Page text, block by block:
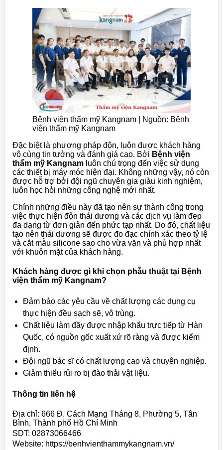
Bệnh viện thẩm mỹ Kangnam | Nguồn: Bệnh
viện thẩm mỹ Kangnam
Đặc biệt là phương pháp độn, luôn được khách hàng
vô cùng tin tưởng và đánh giá cao. Bởi Bệnh viện
thẩm mỹ Kangnam luôn chú trọng đến việc sử dụng
các thiết bị máy móc hiện đại. Không những vậy, nó còn
được hỗ trợ bởi đội ngũ chuyên gia giàu kinh nghiệm,
luôn học hỏi những công nghệ mới nhất.
Chính những điều này đã tạo nên sự thành công trong
việc thực hiện độn thái dương và các dịch vụ làm đẹp
đa dạng từ đơn giản đến phức tạp nhất. Do đó, chất liệu
tạo nên thái dương sẽ được đo đạc chính xác theo tỷ lệ
và cắt mẫu silicone sao cho vừa vặn và phù hợp nhất
với khuôn mặt của khách hàng.
Khách hàng được gì khi chọn phẫu thuật tại Bệnh
viện thẩm mỹ Kangnam?
Đảm bảo các yêu cầu về chất lượng các dụng cụ
thực hiện đều sạch sẽ, vô trùng.
Chất liệu làm đầy được nhập khẩu trực tiếp từ Hàn
Quốc, có nguồn gốc xuất xứ rõ ràng và được kiểm
định.
Đội ngũ bác sĩ có chất lượng cao và chuyên nghiệp.
Giảm thiểu rủi ro bị đào thải vật liệu.
Thông tin liên hệ
Địa chỉ: 666 Đ. Cách Mạng Tháng 8, Phường 5, Tân
Bình, Thành phố Hồ Chí Minh
SDT: 02873066466
Website: https://benhvienthammykangnam.vn/